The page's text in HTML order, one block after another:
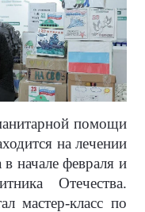
помощи
на лечении
начале февраля и
Отечества.
мастер-класс по